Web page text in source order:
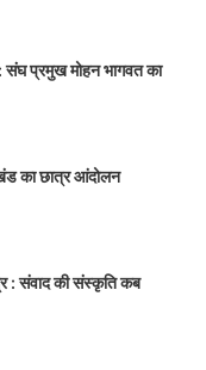
प्रमुख मोहन भागवत का
का छात्र आंदोलन
: संवाद की संस्कृति कब